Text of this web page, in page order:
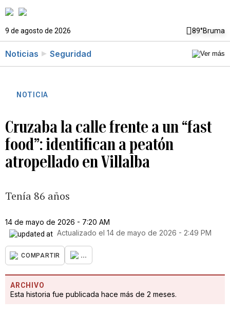
9 de agosto de 2026 89°Bruma
Noticias Seguridad
NOTICIA
Cruzaba la calle frente a un “fast
food”: identifican a peatón
atropellado en Villalba
Tenía 86 años
14 de mayo de 2026 - 7:20 AM
Actualizado el 14 de mayo de 2026 - 2:49 PM
COMPARTIR ...
ARCHIVO
Esta historia fue publicada hace más de 2 meses.